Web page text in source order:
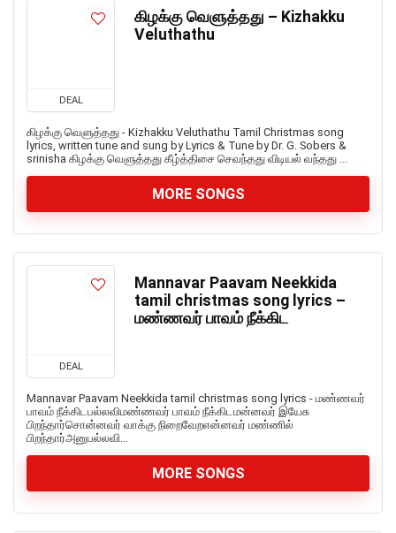
DEAL
கிழக்கு வெளுத்தது – Kizhakku
Veluthathu
கிழக்கு வெளுத்தது - Kizhakku Veluthathu Tamil Christmas song
lyrics, written tune and sung by Lyrics & Tune by Dr. G. Sobers &
srinisha கிழக்கு வெளுத்தது கீழ்த்திசை செவந்தது விடியல் வந்தது ...
MORE SONGS
DEAL
Mannavar Paavam Neekkida
tamil christmas song lyrics –
மண்ணவர் பாவம் நீக்கிட
Mannavar Paavam Neekkida tamil christmas song lyrics - மண்ணவர்
பாவம் நீக்கிடபல்லவிமண்ணவர் பாவம் நீக்கிடமன்னவர் இயேசு
பிறந்தார்சொன்னவர் வாக்கு நிறைவேறஎன்னவர் மண்ணில்
பிறந்தார்அனுபல்லவி...
MORE SONGS